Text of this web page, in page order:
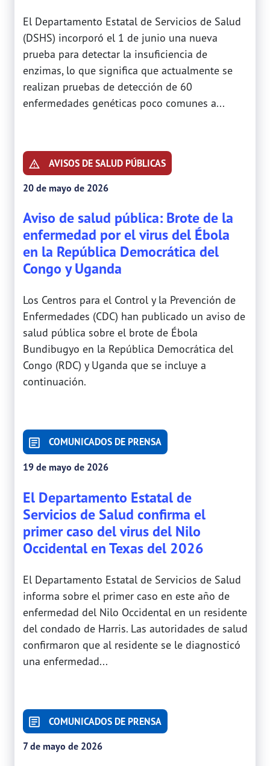
El Departamento Estatal de Servicios de Salud
(DSHS) incorporó el 1 de junio una nueva
prueba para detectar la insuficiencia de
enzimas, lo que significa que actualmente se
realizan pruebas de detección de 60
enfermedades genéticas poco comunes a...
AVISOS DE SALUD PÚBLICAS
20 de mayo de 2026
Aviso de salud pública: Brote de la
enfermedad por el virus del Ébola
en la República Democrática del
Congo y Uganda
Los Centros para el Control y la Prevención de
Enfermedades (CDC) han publicado un aviso de
salud pública sobre el brote de Ébola
Bundibugyo en la República Democrática del
Congo (RDC) y Uganda que se incluye a
continuación.
COMUNICADOS DE PRENSA
19 de mayo de 2026
El Departamento Estatal de
Servicios de Salud confirma el
primer caso del virus del Nilo
Occidental en Texas del 2026
El Departamento Estatal de Servicios de Salud
informa sobre el primer caso en este año de
enfermedad del Nilo Occidental en un residente
del condado de Harris. Las autoridades de salud
confirmaron que al residente se le diagnosticó
una enfermedad...
COMUNICADOS DE PRENSA
7 de mayo de 2026